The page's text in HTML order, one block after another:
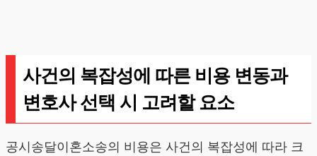
사건의 복잡성에 따른 비용 변동과
변호사 선택 시 고려할 요소
공시송달이혼소송의 비용은 사건의 복잡성에 따라 크